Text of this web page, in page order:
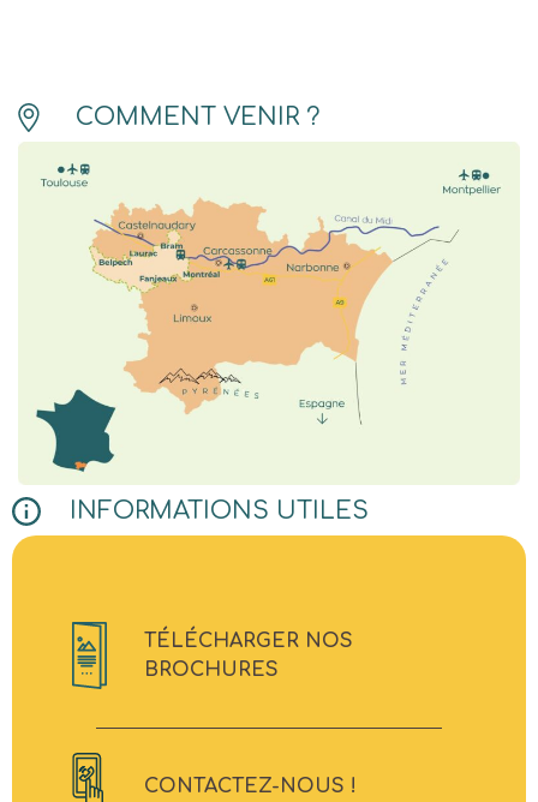
COMMENT VENIR ?
INFORMATIONS UTILES
TÉLÉCHARGER NOS
BROCHURES
CONTACTEZ-NOUS !